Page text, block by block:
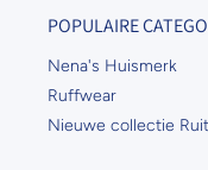
POPULAIRE
Nena's Huismerk
Ruffwear
Nieuwe collectie